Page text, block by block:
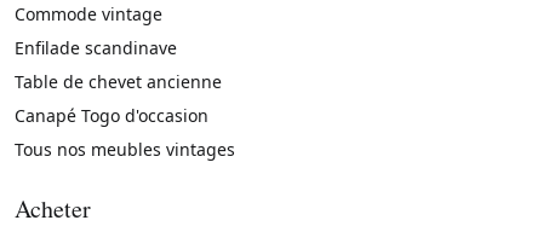
Commode vintage
Enfilade scandinave
Table de chevet ancienne
Canapé Togo d'occasion
Tous nos meubles vintages
Acheter